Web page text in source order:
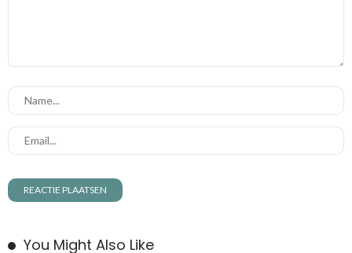
You Might Also Like